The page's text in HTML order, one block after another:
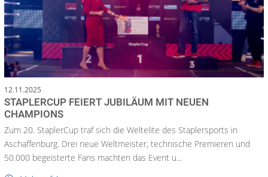
12.11.2025
STAPLERCUP FEIERT JUBILÄUM MIT NEUEN
CHAMPIONS
Zum 20. StaplerCup traf sich die Weltelite des Staplersports in
Aschaffenburg. Drei neue Weltmeister, technische Premieren und
50.000 begeisterte Fans machten das Event u...